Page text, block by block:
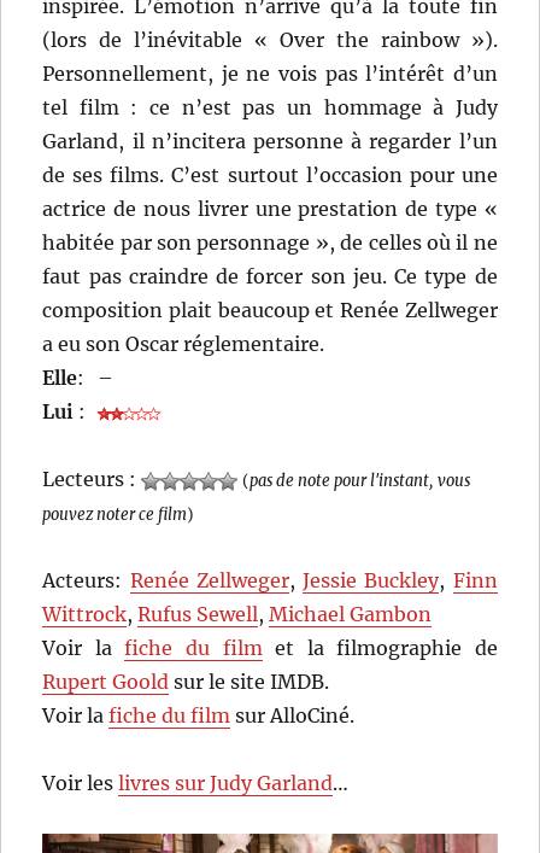
inspirée. L’émotion n’arrive qu’à la toute fin
(lors de l’inévitable « Over the rainbow »).
Personnellement, je ne vois pas l’intérêt d’un
tel film : ce n’est pas un hommage à Judy
Garland, il n’incitera personne à regarder l’un
de ses films. C’est surtout l’occasion pour une
actrice de nous livrer une prestation de type «
habitée par son personnage », de celles où il ne
faut pas craindre de forcer son jeu. Ce type de
composition plait beaucoup et Renée Zellweger
a eu son Oscar réglementaire.
Elle:
–
Lui :
Lecteurs : (pas de note pour l'instant, vous
pouvez noter ce film)
Acteurs: Renée Zellweger,Jessie Buckley, Finn
Wittrock,Rufus Sewell,Michael Gambon
Voir lafiche du filmet la filmographie de
Rupert Goold sur le site IMDB.
Voir lafiche du film sur AlloCiné.
Voir leslivres sur Judy Garland…